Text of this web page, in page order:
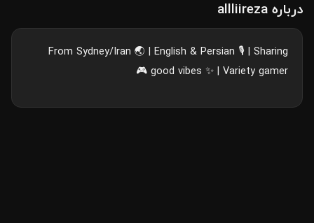
درباره allliireza
From Sydney/Iran 🌏 | English & Persian 🎙️ | Sharing
good vibes ✨ | Variety gamer 🎮